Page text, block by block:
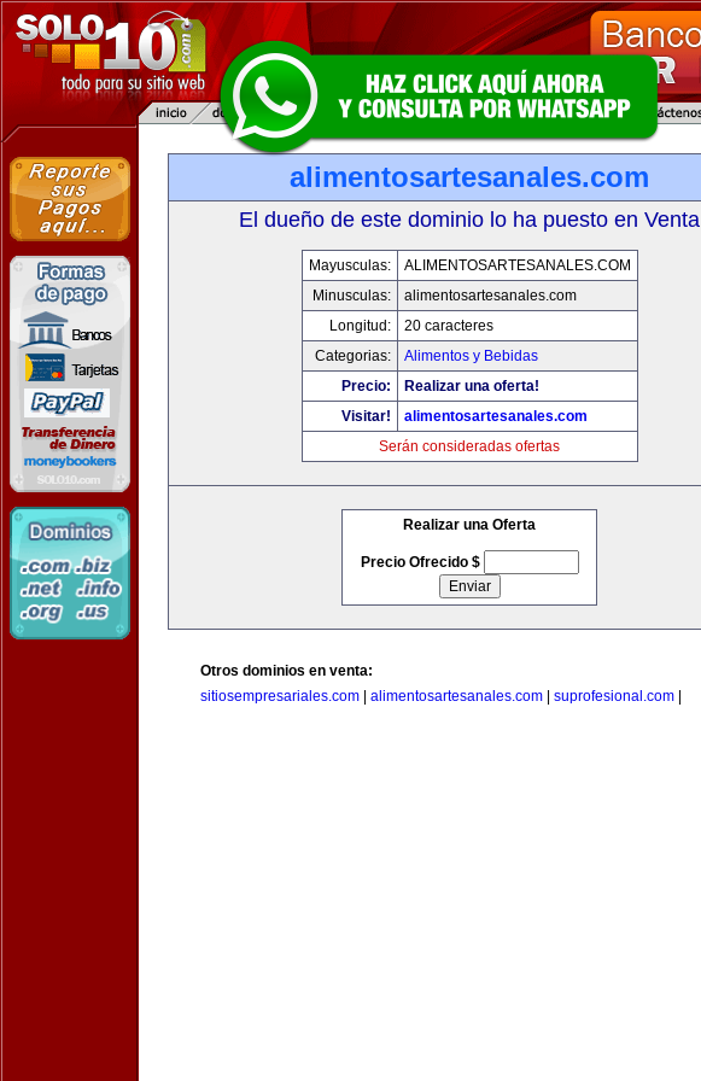
alimentosartesanales.com
El dueño de este dominio lo ha puesto en Venta
Mayusculas:
ALIMENTOSARTESANALES.COM
Minusculas:
alimentosartesanales.com
Longitud:
20 caracteres
Categorias:
Alimentos y Bebidas
Precio:
Realizar una oferta!
Visitar!
alimentosartesanales.com
Serán consideradas ofertas
Realizar una Oferta
Precio Ofrecido $
Otros dominios en venta:
sitiosempresariales.com
alimentosartesanales.com suprofesional.com